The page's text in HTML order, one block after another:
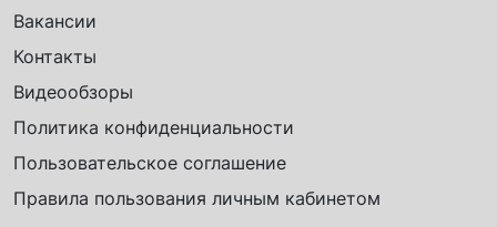
Вакансии
Контакты
Видеообзоры
Политика конфиденциальности
Пользовательское соглашение
Правила пользования личным кабинетом